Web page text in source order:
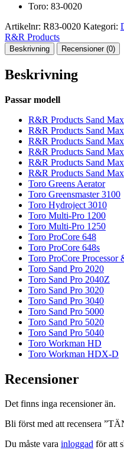
Toro: 83-0020
Artikelnr: R83-0020 Kategori:
R&R Products
Beskrivning Recensioner (0)
Beskrivning
Passar modell
R&R Products Sand
R&R Products Sand
R&R Products Sand
R&R Products Sand
R&R Products Sand
R&R Products Sand
Toro Greens Aerator
Toro Greensmaster 3100
Toro Hydroject 3010
Toro Multi-Pro 1200
Toro Multi-Pro 1250
Toro ProCore 648
Toro ProCore 648s
Toro ProCore Processor
Toro Sand Pro 2020
Toro Sand Pro 2040Z
Toro Sand Pro 3020
Toro Sand Pro 3040
Toro Sand Pro 5000
Toro Sand Pro 5020
Toro Sand Pro 5040
Toro Workman HD
Toro Workman HDX-D
Recensioner
Det finns inga recensioner än.
Bli först med att recensera
Du måste vara inloggad för att